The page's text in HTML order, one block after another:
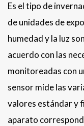
Es el tipo de
de unidades de
humedad y la luz
acuerdo con las
monitoreadas con
sensor mide las
valores estándar y
aparato